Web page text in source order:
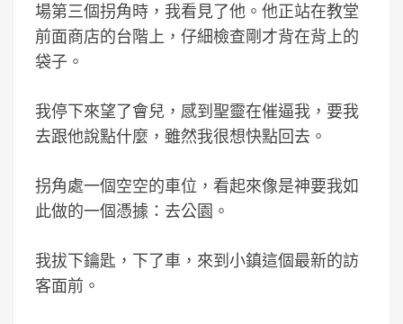
場第三個拐角時，我看見了他。他正站在教堂
前面商店的台階上，仔細檢查剛才背在背上的
袋子。
我停下來望了會兒，感到聖靈在催逼我，要我
去跟他說點什麼，雖然我很想快點回去。
拐角處一個空空的車位，看起來像是神要我如
此做的一個憑據：去公園。
我拔下鑰匙，下了車，來到小鎮這個最新的訪
客面前。